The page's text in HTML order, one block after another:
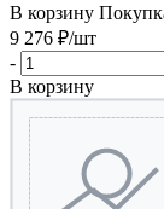
В корзину
9 276 ₽/шт
-
В корзину